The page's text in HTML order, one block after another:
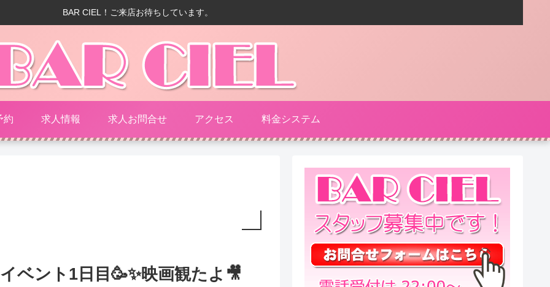
BAR CIEL！ご来店お待ちしています。
約 求人情報 求人お問合せ アクセス 料金システム
イベント1日目🥳✨映画観たよ🎥